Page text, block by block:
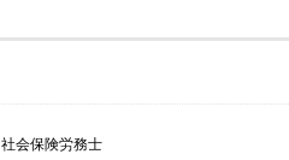
社会保険労務士